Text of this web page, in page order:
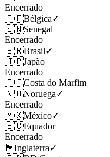
Encerrado
🇧🇪Bélgica✓
🇸🇳Senegal
Encerrado
🇧🇷Brasil✓
🇯🇵Japão
Encerrado
🇨🇮Costa do Marfim
🇳🇴Noruega✓
Encerrado
🇲🇽México✓
🇪🇨Equador
Encerrado
🏴󠁧󠁢󠁥󠁮󠁧󠁿 Inglaterra✓